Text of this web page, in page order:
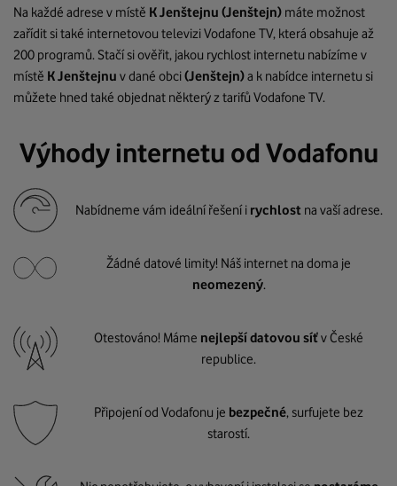
Na každé adrese v místě K Jenštejnu (Jenštejn) máte možnost
zařídit si také internetovou televizi Vodafone TV, která obsahuje až
200 programů. Stačí si ověřit, jakou rychlost internetu nabízíme v
místě K Jenštejnu v dané obci(Jenštejn)a k nabídce internetu si
můžete hned také objednat některý z tarifů Vodafone TV.
Výhody internetu od Vodafonu
Nabídneme vám ideální řešení i rychlost na vaší adrese.
Žádné datové limity! Náš internet na doma je
neomezený.
Otestováno! Máme nejlepší datovou síťv České
republice.
Připojení od Vodafonu je bezpečné, surfujete bez
starostí.